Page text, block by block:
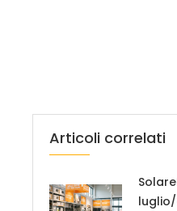
Articoli correlati